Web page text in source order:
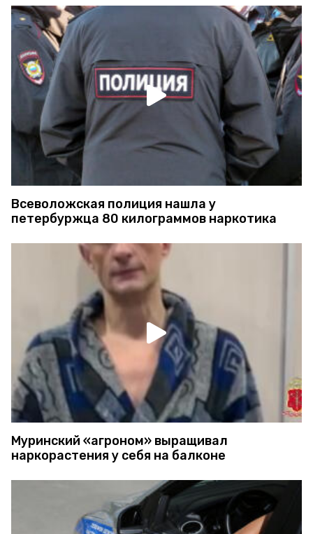
Всеволожская полиция нашла у
петербуржца 80 килограммов наркотика
Муринский «агроном» выращивал
наркорастения у себя на балконе